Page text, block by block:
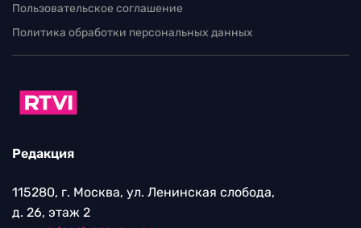
Пользовательское соглашение
Политика обработки персональных данных
Редакция
115280, г. Москва, ул. Ленинская слобода,
д. 26, этаж 2